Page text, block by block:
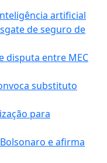
artificial
de seguro de
disputa entre MEC
substituto
para
e afirma